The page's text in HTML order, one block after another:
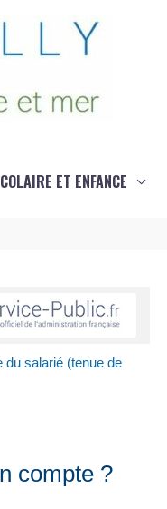
ET ENFANCE
du salarié (tenue de
compte ?